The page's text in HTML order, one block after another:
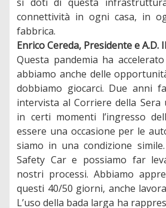
connettività in ogni casa, in
fabbrica.
Enrico Cereda, Presidente e A.D.
Questa pandemia ha
abbiamo anche delle
dobbiamo giocarci. Due anni
intervista al Corriere della Sera
in certi momenti l’ingresso
essere una occasione per le
siamo in una condizione
Safety Car e possiamo far
nostri processi. Abbiamo
questi 40/50 giorni, anche
L’uso della bada larga ha